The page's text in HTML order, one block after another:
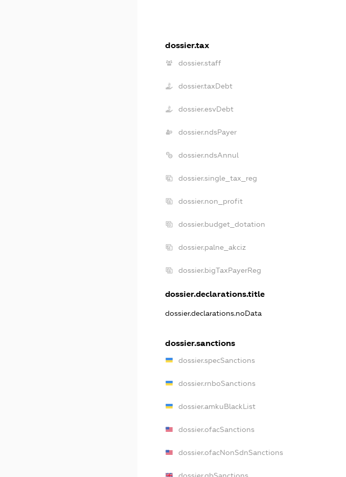
dossier.tax
dossier.staff
dossier.taxDebt
dossier.esvDebt
dossier.ndsPayer
dossier.ndsAnnul
dossier.single_tax_reg
dossier.non_profit
dossier.budget_dotation
dossier.palne_akciz
dossier.bigTaxPayerReg
dossier.declarations.title
dossier.declarations.noData
dossier.sanctions
dossier.specSanctions
dossier.rnboSanctions
dossier.amkuBlackList
dossier.ofacSanctions
dossier.ofacNonSdnSanctions